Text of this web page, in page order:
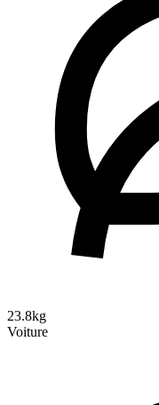
23.8kg
Voiture